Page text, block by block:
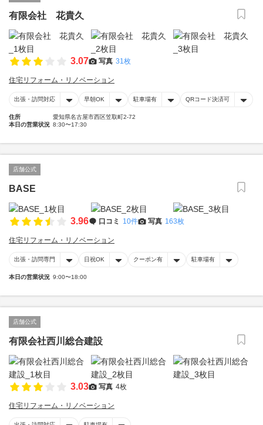
有限会社 花貴久
3.07 写真 31枚
住宅リフォーム・リノベーション
出張・訪問対応 早朝OK 駐車場有 QRコード決済可
住所
愛知県名古屋市西区笠取町2-72
本日の営業状況 8:30〜17:30
店舗公式
BASE
3.96 口コミ 10件 写真 163枚
住宅リフォーム・リノベーション
出張・訪問専門 日祝OK クーポン有 駐車場有
本日の営業状況 9:00〜18:00
店舗公式
有限会社西川総合建設
3.03 写真 4枚
住宅リフォーム・リノベーション